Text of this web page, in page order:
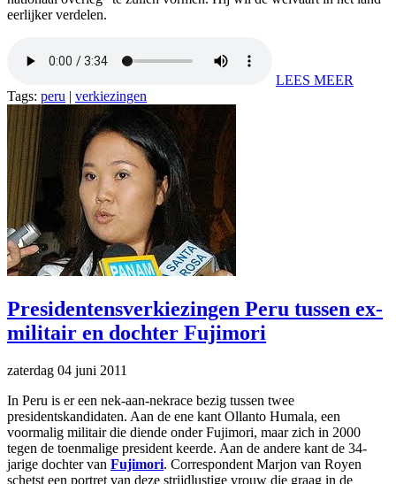
eerlijker verdelen.
LEES MEER
Tags: peru | verkiezingen
Presidentensverkiezingen Peru tussen ex-
militair en dochter Fujimori
zaterdag 04 juni 2011
In Peru is er een nek-aan-nekrace bezig tussen twee
presidentskandidaten. Aan de ene kant Ollanto Humala, een
voormalig militair die diende onder Fujimori, maar zich in 2000
tegen de toenmalige president keerde. Aan de andere kant de 34-
jarige dochter van Fujimori. Correspondent Marjon van Royen
schetst een portret van deze strijdlustige vrouw die graag in de